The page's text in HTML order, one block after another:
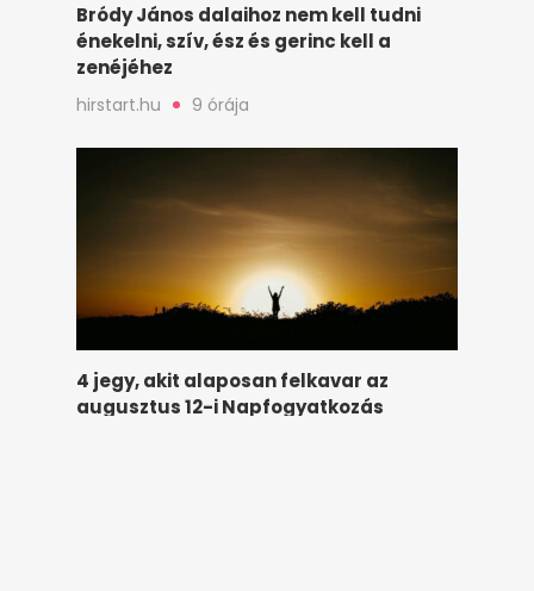
Bródy János dalaihoz nem kell tudni
énekelni, szív, ész és gerinc kell a
zenéjéhez
hirstart.hu 9 órája
4 jegy, akit alaposan felkavar az
augusztus 12-i Napfogyatkozás